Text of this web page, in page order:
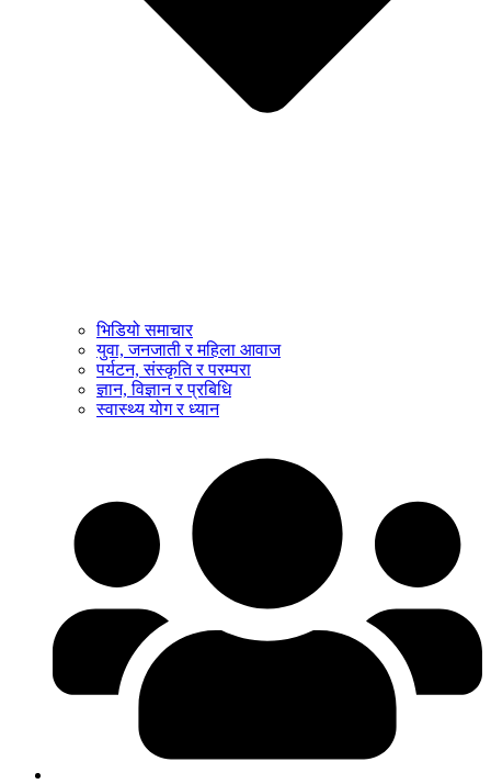
भिडियो समाचार
युवा, जनजाती र महिला आवाज
पर्यटन, संस्कृति र परम्परा
ज्ञान, विज्ञान र प्रबिधि
स्वास्थ्य योग र ध्यान